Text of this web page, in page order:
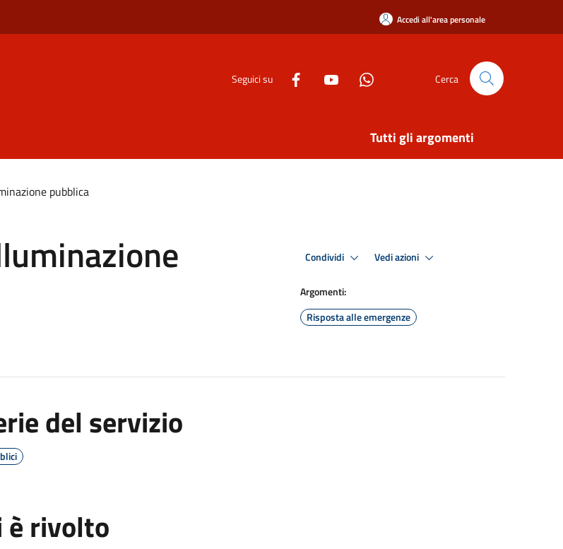
Accedi all'area personale
Seguici su Cerca
Tutti gli argomenti
pubblica
Condividi Vedi azioni
Argomenti:
Risposta alle emergenze
del servizio
è rivolto